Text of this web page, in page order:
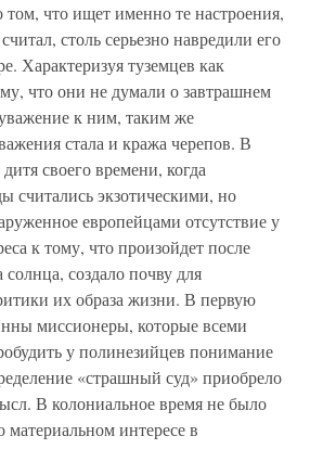
том, что ищет именно те настроения,
столь серьезно навредили его
Характеризуя туземцев как
что они не думали о завтрашнем
к ним, таким же
стала и кража черепов. В
своего времени, когда
считались экзотическими, но
европейцами отсутствие у
к тому, что произойдет после
создало почву для
их образа жизни. В первую
миссионеры, которые всеми
у полинезийцев понимание
«страшный суд» приобрело
В колониальное время не было
материальном интересе в